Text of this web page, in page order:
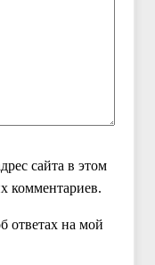
сайта в этом
комментариев.
ответах на мой